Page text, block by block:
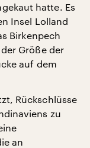
hatte. Es
Insel Lolland
Birkenpech
Größe der
auf dem
Rückschlüsse
zu
an